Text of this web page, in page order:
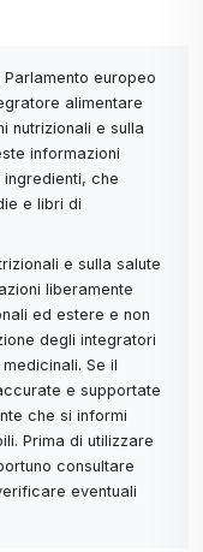
Parlamento europeo
alimentare
nutrizionali e sulla
informazioni
che
e libri di
e sulla salute
liberamente
ed estere e non
degli integratori
Se il
e supportate
che si informi
Prima di utilizzare
consultare
eventuali